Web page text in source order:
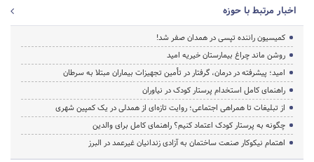
اخبار مرتبط با حوزه
کمیسیون راننده تپسی در همدان صفر شد!
روشن ماند چراغ بیمارستان خیریه امید
امید؛ پیشرفته در درمان، گرفتار در تأمین تجهیزات بیماران مبتلا به سرطان
راهنمای کامل استخدام پرستار کودک در نیاوران
از تبلیغات تا همراهی اجتماعی؛ روایت تازه‌ای از همدلی در یک کمپین شهری
چگونه به پرستار کودک اعتماد کنیم؟ راهنمای کامل برای والدین
اهتمام نیکوکار صنعت ساختمان به آزادی زندانیان غیرعمد در البرز